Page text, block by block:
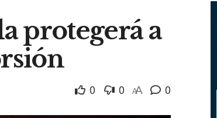
protegerá a
0 0 AA 0